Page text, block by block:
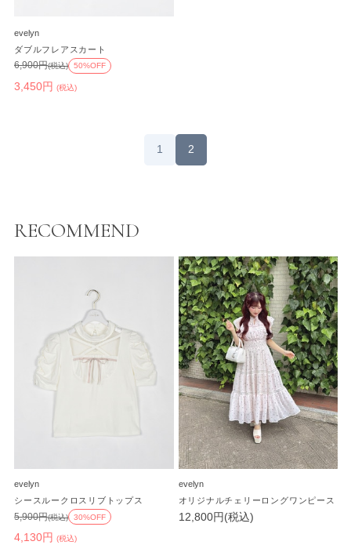
evelyn
ダブルフレアスカート
3,450円 (税込)
6,900円(税込) 50%OFF
1 2
RECOMMEND
evelyn
シースルークロスリブトップス
4,130円 (税込)
5,900円(税込) 30%OFF
evelyn
オリジナルチェリーロングワンピース
12,800円(税込)